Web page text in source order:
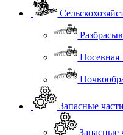
Посевная
Запасные части
Запасные